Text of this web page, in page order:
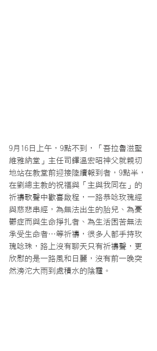
9月16日上午，9點不到，「吾拉魯滋聖
維雅納堂」主任司鐸溫宏昭神父就親切
地站在教堂前迎接陸續報到者，9點半，
在劉總主教的祝福與「主與我同在」的
祈禱歌聲中歡喜啟程，一路恭唸玫瑰經
與慈悲串經，為無法出生的胎兒、為憂
鬱症而與生命掙扎者、為生活困苦無法
承受生命者…等祈禱，很多人都手持玫
瑰唸珠，路上沒有聊天只有祈禱聲，更
欣慰的是一路風和日麗，沒有前一晚突
然滂沱大雨到處積水的陰霾。